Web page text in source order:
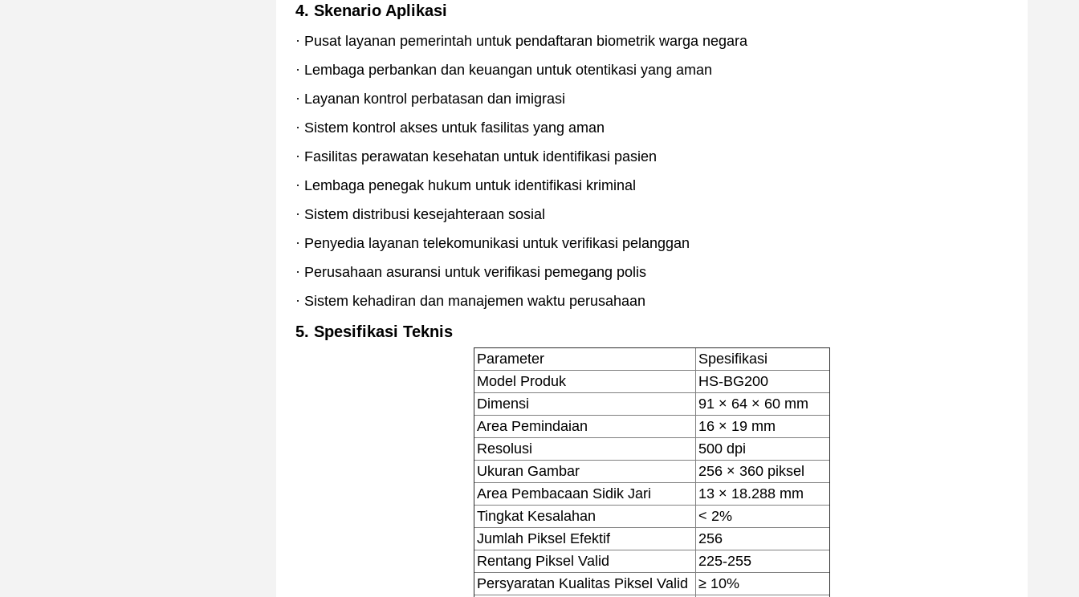
4. Skenario Aplikasi
· Pusat layanan pemerintah untuk pendaftaran biometrik warga negara
· Lembaga perbankan dan keuangan untuk otentikasi yang aman
· Layanan kontrol perbatasan dan imigrasi
· Sistem kontrol akses untuk fasilitas yang aman
· Fasilitas perawatan kesehatan untuk identifikasi pasien
· Lembaga penegak hukum untuk identifikasi kriminal
· Sistem distribusi kesejahteraan sosial
· Penyedia layanan telekomunikasi untuk verifikasi pelanggan
· Perusahaan asuransi untuk verifikasi pemegang polis
· Sistem kehadiran dan manajemen waktu perusahaan
5. Spesifikasi Teknis
Parameter
Spesifikasi
Model Produk
HS-BG200
Dimensi
91 × 64 × 60 mm
Area Pemindaian
16 × 19 mm
Resolusi
500 dpi
Ukuran Gambar
256 × 360 piksel
Area Pembacaan Sidik Jari
13 × 18.288 mm
Tingkat Kesalahan
< 2%
Jumlah Piksel Efektif
256
Rentang Piksel Valid
225-255
Persyaratan Kualitas Piksel Valid
≥ 10%